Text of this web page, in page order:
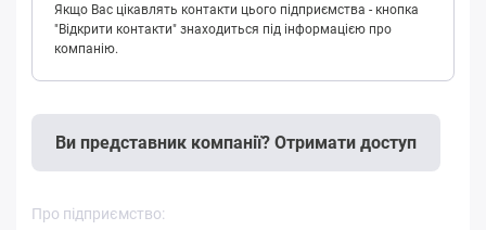
Якщо Вас цікавлять контакти цього підприємства - кнопка
"Відкрити контакти" знаходиться під інформацією про
компанію.
Ви представник компанії? Отримати доступ
Про підприємство: